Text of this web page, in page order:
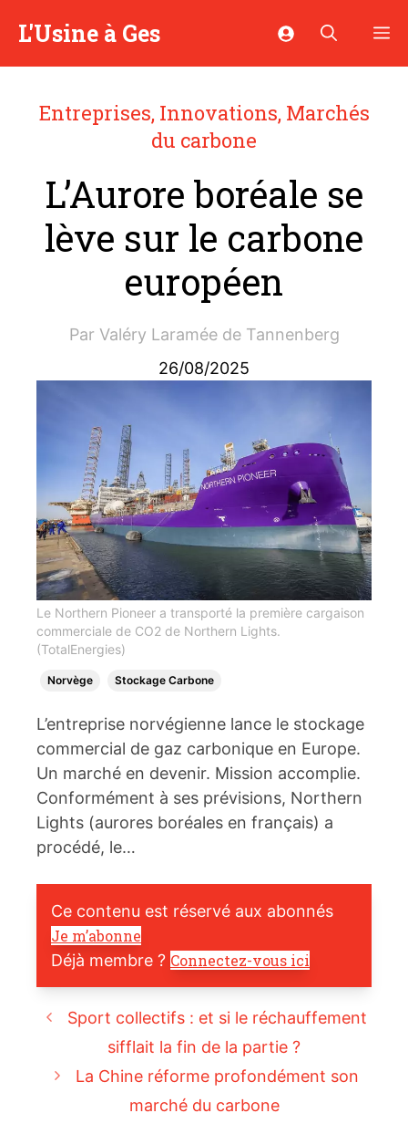
L'Usine à Ges
Entreprises, Innovations, Marchés
du carbone
L’Aurore boréale se
lève sur le carbone
européen
Par Valéry Laramée de Tannenberg
26/08/2025
Le Northern Pioneer a transporté la première cargaison
commerciale de CO2 de Northern Lights.
(TotalEnergies)
Norvège Stockage Carbone
L’entreprise norvégienne lance le stockage
commercial de gaz carbonique en Europe.
Un marché en devenir. Mission accomplie.
Conformément à ses prévisions, Northern
Lights (aurores boréales en français) a
procédé, le…
Ce contenu est réservé aux abonnés
Je m’abonne
Déjà membre ? Connectez-vous ici
Sport collectifs : et si le réchauffement
sifflait la fin de la partie ?
La Chine réforme profondément son
marché du carbone